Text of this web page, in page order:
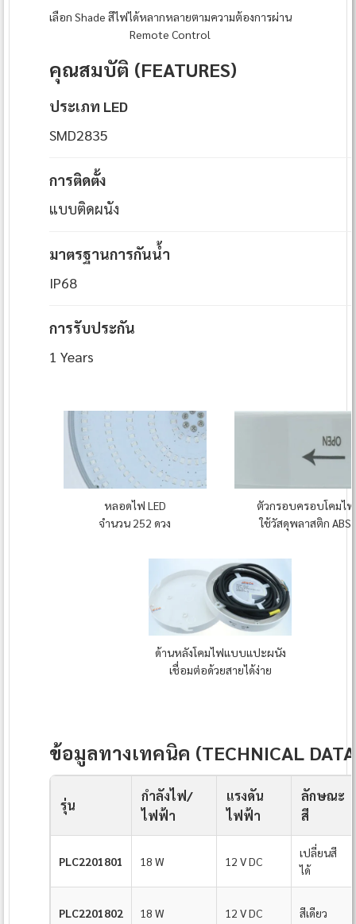
เลือก Shade สีไฟได้หลากหลายตามความต้องการผ่าน
Remote Control
คุณสมบัติ (FEATURES)
ประเภท LED
SMD2835
การติดตั้ง
แบบติดผนัง
มาตรฐานการกันน้ำ
IP68
การรับประกัน
1 Years
หลอดไฟ LED
จำนวน 252 ดวง
ตัวกรอบครอบโคมไฟ
ใช้วัสดุพลาสติก ABS
ด้านหลังโคมไฟแบบแปะผนัง
เชื่อมต่อด้วยสายได้ง่าย
ข้อมูลทางเทคนิค (TECHNICAL
รุ่น
กำลังไฟ/
ไฟฟ้า
แรงดัน
ไฟฟ้า
ลักษณะ
สี
PLC2201801 18 W 12 V DC
เปลี่ยนสี
ได้
PLC2201802 18 W 12 V DC สีเดียว